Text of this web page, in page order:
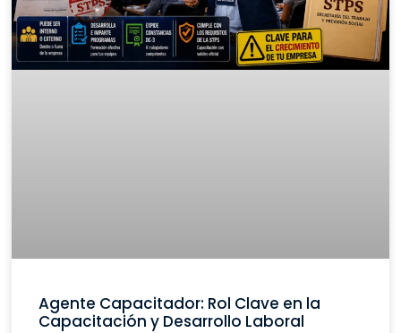
Agente Capacitador: Rol Clave en la
Capacitación y Desarrollo Laboral